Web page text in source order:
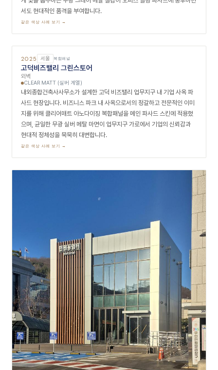
류 시설 파사드에 시스템적이고 견고한 이미지를 부여합니다.
디엠피건축과 민설계가 협업 진행한 LG마포빌딩 외부 마감 현장입니다.
기업 사옥 빌딩의 위상에 맞는 격조 있는 외관을 위해 외부 기둥 및 주출입
구 천장 전반에 그레이 퓨터 아노다이징 복합패널을 적용했습니다. 은은하
게 빛을 흡수하는 무광 그레이 메탈 질감이 오피스 빌딩 파사드에 중후하면
서도 현대적인 품격을 부여합니다.
같은 색상 사례 보기 →
2025 서울 복합패널
고덕비즈밸리 그린스토어
외벽
CLEAR MATT (실버 계열)
내외종합건축사사무소가 설계한 고덕 비즈밸리 업무지구 내 기업 사옥 파
사드 현장입니다. 비즈니스 파크 내 사옥으로서의 정갈하고 전문적인 이미